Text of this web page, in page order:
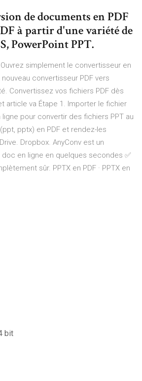
de documents en PDF
à partir d'une variété de
PowerPoint PPT.
simplement le convertisseur en
convertisseur PDF vers
Convertissez vos fichiers PDF dès
article va Étape 1. Importer le fichier
ligne pour convertir des fichiers PPT au
pptx) en PDF et rendez-les
Dropbox. AnyConv est un
en ligne en quelques secondes ✅
sûr. PPTX en PDF · PPTX en
bit